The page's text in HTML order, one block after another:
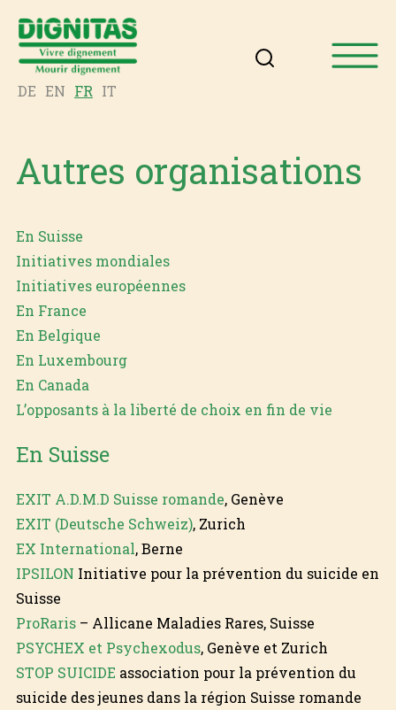
DE EN FR IT
Autres organisations
En Suisse
Initiatives mondiales
Initiatives européennes
En France
En Belgique
En Luxembourg
En Canada
L’opposants à la liberté de choix en fin de vie
En Suisse
EXIT A.D.M.D Suisse romande, Genève
EXIT (Deutsche Schweiz), Zurich
EX International, Berne
IPSILON Initiative pour la prévention du suicide en
Suisse
ProRaris– Allicane Maladies Rares, Suisse
PSYCHEX et Psychexodus, Genève et Zurich
STOP SUICIDE association pour la prévention du
suicide des jeunes dans la région Suisse romande